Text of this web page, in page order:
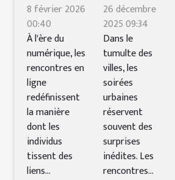
8 février 2026
00:40
À l'ère du
numérique, les
rencontres en
ligne
redéfinissent
la manière
dont les
individus
tissent des
liens...
26 décembre
2025 09:34
Dans le
tumulte des
villes, les
soirées
urbaines
réservent
souvent des
surprises
inédites. Les
rencontres...